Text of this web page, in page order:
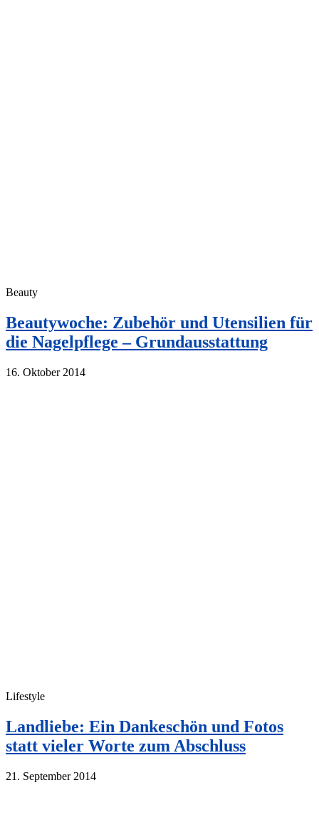
Beauty
Beautywoche: Zubehör und Utensilien für
die Nagelpflege – Grundausstattung
16. Oktober 2014
Lifestyle
Landliebe: Ein Dankeschön und Fotos
statt vieler Worte zum Abschluss
21. September 2014